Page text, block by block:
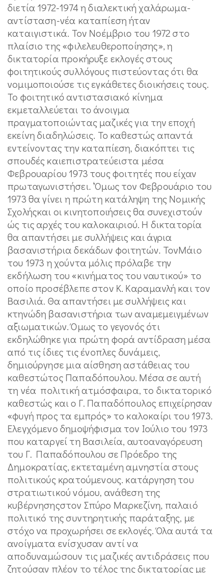
διετία 1972-1974 η διαλεκτική χαλάρωμα-
αντίσταση-νέα καταπίεση ήταν
καταιγιστικά. Τον Νοέμβριο του 1972 στο
πλαίσιο της «φιλελευθεροποίησης», η
δικτατορία προκήρυξε εκλογές στους
φοιτητικούς συλλόγους πιστεύοντας ότι θα
νομιμοποιούσε τις εγκάθετες διοικήσεις τους.
Το φοιτητικό αντιστασιακό κίνημα
εκμεταλλεύεται το άνοιγμα
πραγματοποιώντας μαζικές για την εποχή
εκείνη διαδηλώσεις. Το καθεστώς απαντά
εντείνοντας την καταπίεση, διακόπτει τις
σπουδές καιεπιστρατεύειστα μέσα
Φεβρουαρίου 1973 τους φοιτητές που είχαν
πρωταγωνιστήσει. ‘Όμως τον Φεβρουάριο του
1973 θα γίνει η πρώτη κατάληψη της Νομικής
Σχολήςκαι οι κινητοποιήσεις θα συνεχιστούν
ώς τις αρχές του καλοκαιριού. Η δικτατορία
θα απαντήσει με συλλήψεις και άγρια
βασανιστήρια δεκάδων φοιτητών. ΤονΜάιο
του 1973 η χούντα μόλις πρόλαβε την
εκδήλωση του «κινήματος του ναυτικού» το
οποίο προσέβλεπε στον Κ. Καραμανλή και τον
Βασιλιά. Θα απαντήσει με συλλήψεις και
κτηνώδη βασανιστήρια των αναμεμειγμένων
αξιωματικών. Όμως το γεγονός ότι
εκδηλώθηκε για πρώτη φορά αντίδραση μέσα
από τις ίδιες τις ένοπλες δυνάμεις,
δημιούργησε μια αίσθηση αστάθειας του
καθεστώτος Παπαδόπουλου. Μέσα σε αυτή
τη νέα πολιτική ατμόσφαιρα, το δικτατορικό
καθεστώς και ο Γ. Παπαδόπουλος επιχείρησαν
«φυγή προς τα εμπρός» το καλοκαίρι του 1973.
Ελεγχόμενο δημοψήφισμα τον Ιούλιο του 1973
που καταργεί τη Βασιλεία, αυτοαναγόρευση
του Γ. Παπαδόπουλου σε Πρόεδρο της
Δημοκρατίας, εκτεταμένη αμνηστία στους
πολιτικούς κρατούμενους. κατάργηση του
στρατιωτικού νόμου, ανάθεση της
κυβέρνησηςστον Σπύρο Μαρκεζίνη, παλαιό
πολιτικό της συντηρητικής παράταξης, με
στόχο να προχωρήσει σε εκλογές. Όλα αυτά τα
ανοίγματα ενίσχυσαν αντί να
αποδυναμώσουν τις μαζικές αντιδράσεις που
ζητούσαν πλέον το τέλος της δικτατορίας με